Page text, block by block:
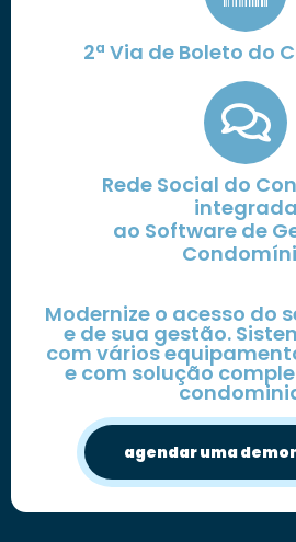
2ª Via de Boleto do
Rede Social do
integrada
ao Software de
Modernize o acesso do
e de sua gestão.
com vários
e com solução
agendar uma